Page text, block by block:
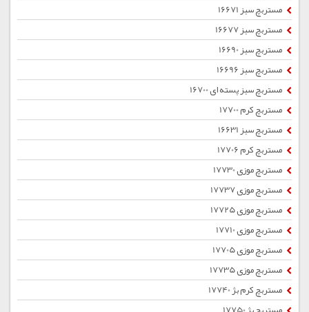
مستربچ سبز 16671
مستربچ سبز 16677
مستربچ سبز 16690
مستربچ سبز 16696
مستربچ سبز پسته ای 16700
مستربچ کرم 17700
مستربچ سبز 16631
مستربچ کرم 17706
مستربچ موزی 17730
مستربچ موزی 17737
مستربچ موزی 17725
مستربچ موزی 17710
مستربچ موزی 17705
مستربچ موزی 17735
مستربچ کرم بژ 17740